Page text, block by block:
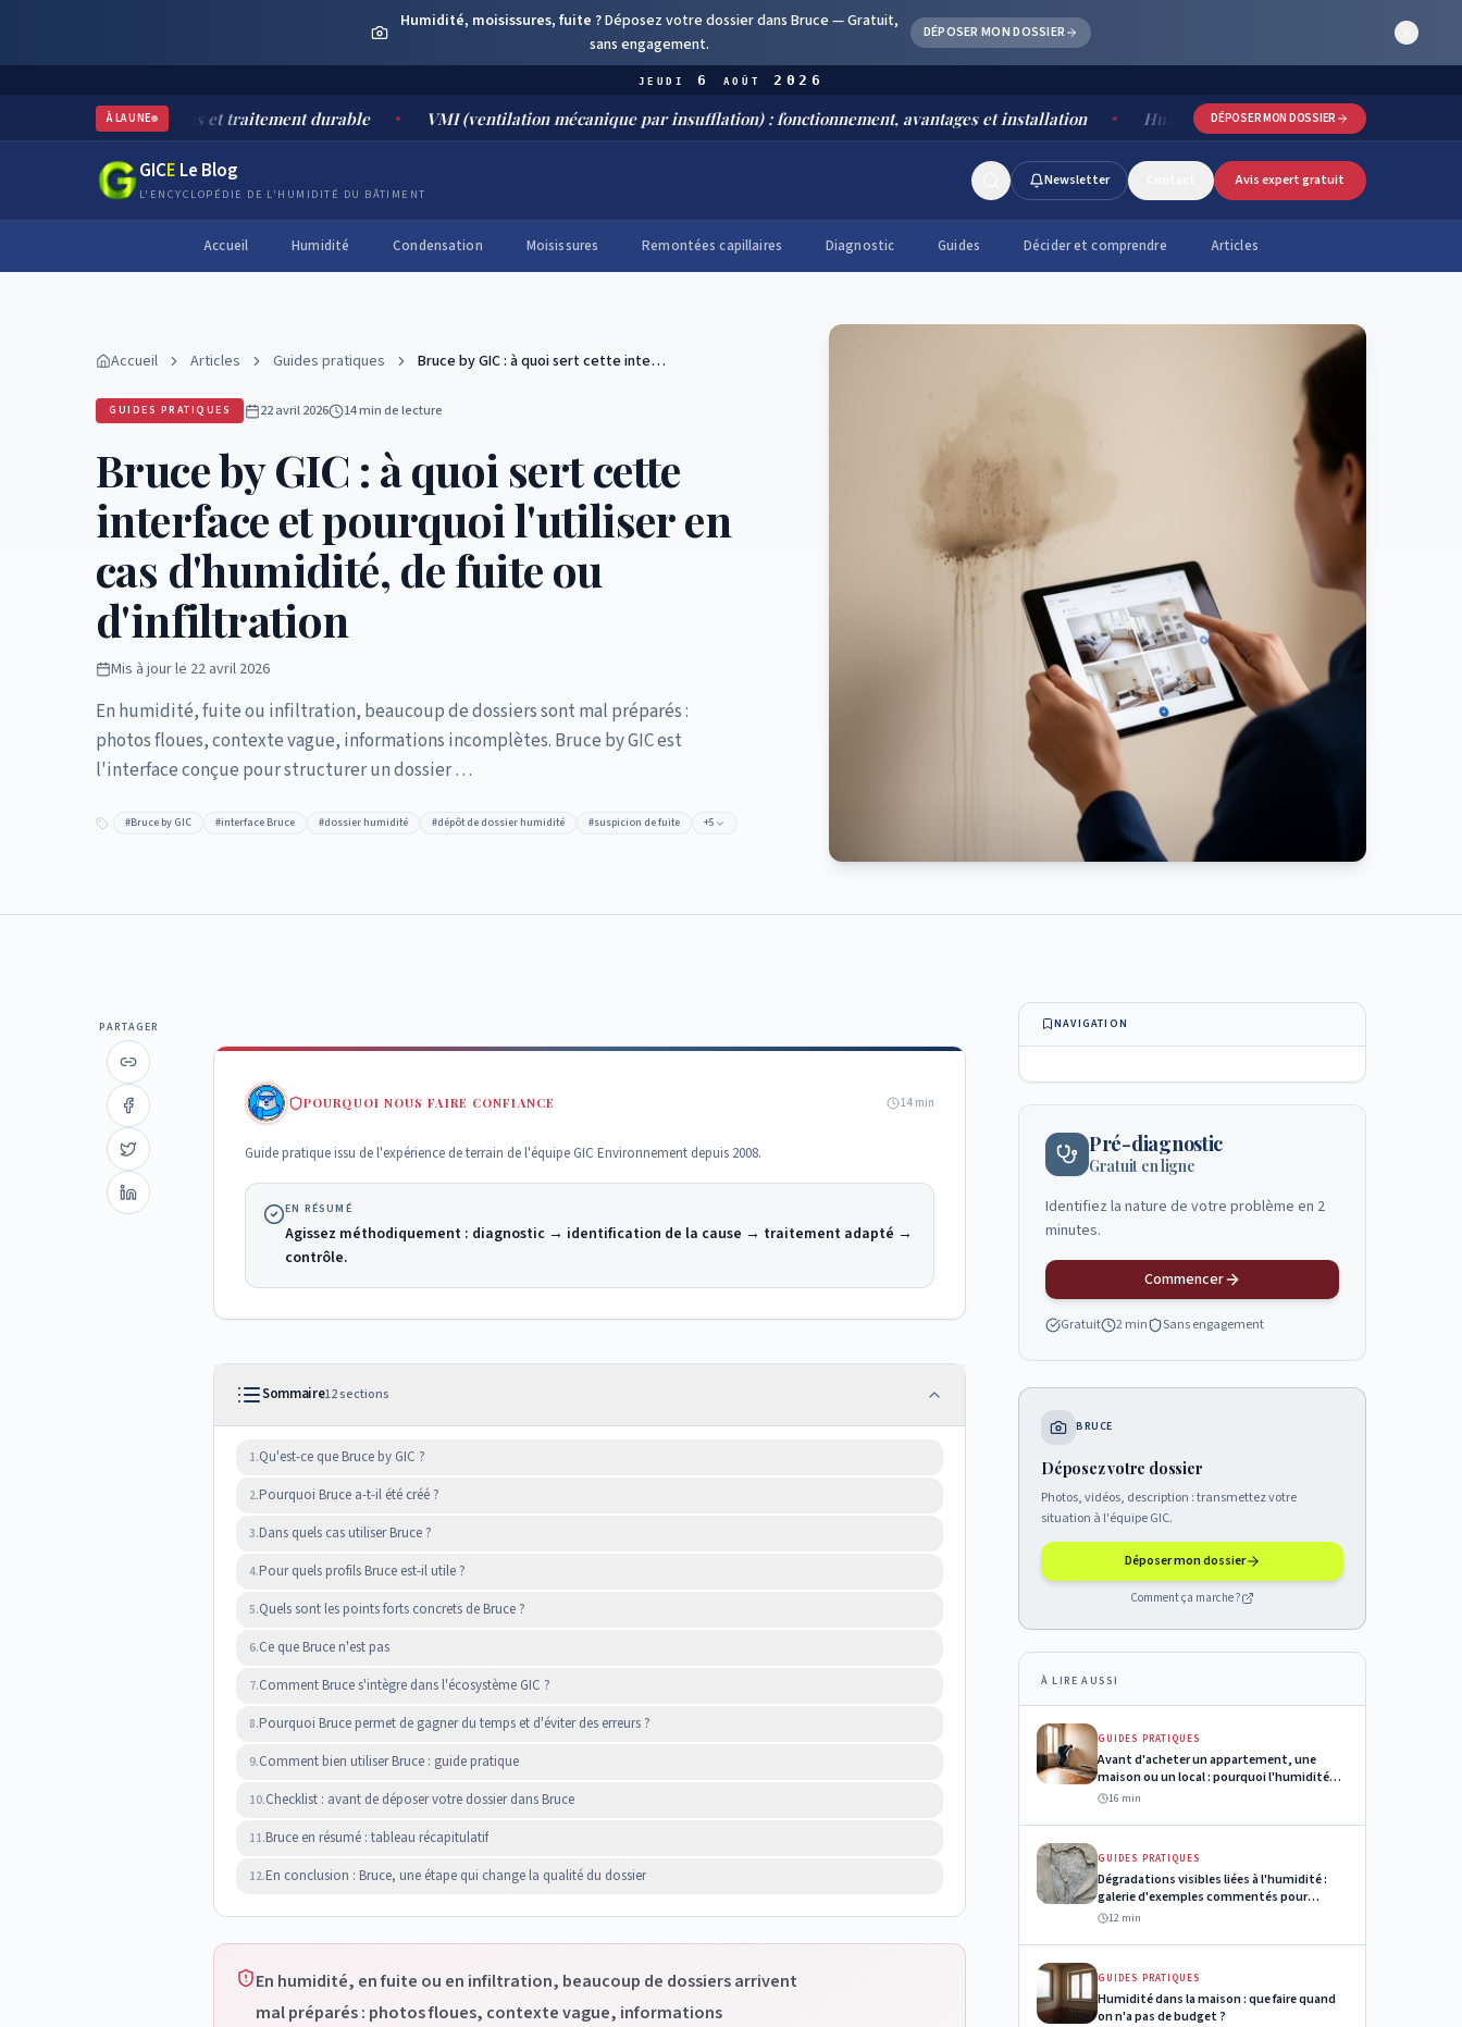
Humidité, moisissures, fuite ?Déposez votre dossier dans Bruce —Gratuit,
sans engagement.
DÉPOSER MON DOSSIER
jeudi 6 août 2026
À LA UNE
risques et traitement durable VMI (ventilation mécanique par insufflation) : fonctionnement, avantages et installation Humidité salle de bain : causes, risques et
DÉPOSER MON DOSSIER
GICE Le Blog
L'ENCYCLOPÉDIE DE L'HUMIDITÉ DU BÂTIMENT
Newsletter Avis expert gratuit
Accueil Humidité Condensation Moisissures Remontées capillaires Diagnostic Guides Décider et comprendre Articles
Accueil Articles Guides pratiques Bruce by GIC : à quoi sert cette inte…
GUIDES PRATIQUES 22 avril 2026 14 minde lecture
Bruce by GIC : à quoi sert cette
interface et pourquoi l'utiliser en
cas d'humidité, de fuite ou
d'infiltration
Mis à jour le 22 avril 2026
En humidité, fuite ou infiltration, beaucoup de dossiers sont mal préparés :
photos floues, contexte vague, informations incomplètes. Bruce by GIC est
l'interface conçue pour structurer un dossier …
#Bruce by GIC #interface Bruce #dossier humidité #dépôt de dossier humidité #suspicion de fuite +5
PARTAGER
POURQUOI NOUS FAIRE CONFIANCE 14 min
Guide pratique issu de l'expérience de terrain de l'équipe GIC Environnement depuis 2008.
EN RÉSUMÉ
Agissez méthodiquement : diagnostic → identification de la cause → traitement adapté →
contrôle.
Sommaire12sections
1.Qu'est-ce que Bruce by GIC ?
2.Pourquoi Bruce a-t-il été créé ?
3.Dans quels cas utiliser Bruce ?
4.Pour quels profils Bruce est-il utile ?
5.Quels sont les points forts concrets de Bruce ?
6.Ce que Bruce n'est pas
7.Comment Bruce s'intègre dans l'écosystème GIC ?
8.Pourquoi Bruce permet de gagner du temps et d'éviter des erreurs ?
9.Comment bien utiliser Bruce : guide pratique
10.Checklist : avant de déposer votre dossier dans Bruce
11.Bruce en résumé : tableau récapitulatif
12.En conclusion : Bruce, une étape qui change la qualité du dossier
En humidité, en fuite ou en infiltration, beaucoup de dossiers arrivent
mal préparés : photos floues, contexte vague, informations
NAVIGATION
Pré-diagnostic
Gratuit en ligne
Identifiez la nature de votre problème en 2
minutes.
Commencer
Gratuit 2 min Sans engagement
BRUCE
Déposez votre dossier
Photos, vidéos, description : transmettez votre
situation à l'équipe GIC.
Déposer mon dossier
Comment ça marche ?
À LIRE AUSSI
GUIDES PRATIQUES
Avant d'acheter un appartement, une
maison ou un local : pourquoi l'humidité
est un point de contrôle souvent négligé
16 min
GUIDES PRATIQUES
Dégradations visibles liées à l'humidité :
galerie d'exemples commentés pour
comprendre les causes
12 min
GUIDES PRATIQUES
Humidité dans la maison : que faire quand
on n'a pas de budget ?